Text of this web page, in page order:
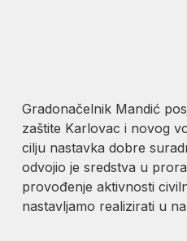
Gradonačelnik Mandić
zaštite Karlovac i novog
cilju nastavka dobre
odvojio je sredstva u
provođenje aktivnosti
nastavljamo realizirati u